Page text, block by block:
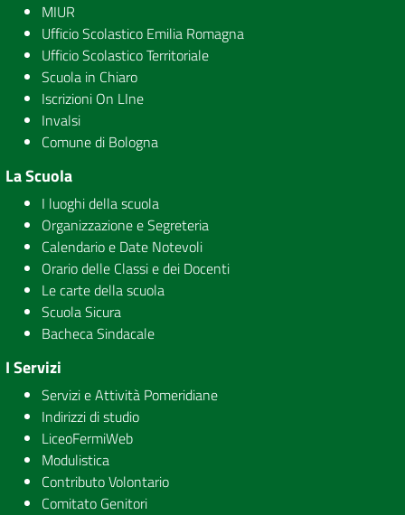
MIUR
Ufficio Scolastico Emilia Romagna
Ufficio Scolastico Territoriale
Scuola in Chiaro
Iscrizioni On LIne
Invalsi
Comune di Bologna
La Scuola
I luoghi della scuola
Organizzazione e Segreteria
Calendario e Date Notevoli
Orario delle Classi e dei Docenti
Le carte della scuola
Scuola Sicura
Bacheca Sindacale
I Servizi
Servizi e Attività Pomeridiane
Indirizzi di studio
LiceoFermiWeb
Modulistica
Contributo Volontario
Comitato Genitori